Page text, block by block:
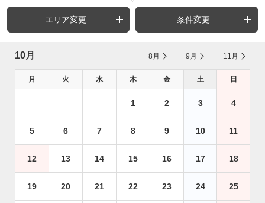
エリア変更 条件変更
10月 8月 9月 11月
月 火 水 木 金 土 日
1 2 3 4
5 6 7 8 9 10 11
12 13 14 15 16 17 18
19 20 21 22 23 24 25